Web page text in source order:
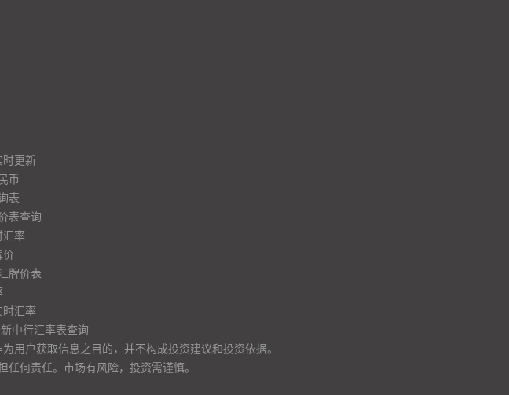
时更新
币
表
表查询
汇率
牌价表
时汇率
中行汇率表查询
用户获取信息之目的，并不构成投资建议和投资依据。
何责任。市场有风险，投资需谨慎。